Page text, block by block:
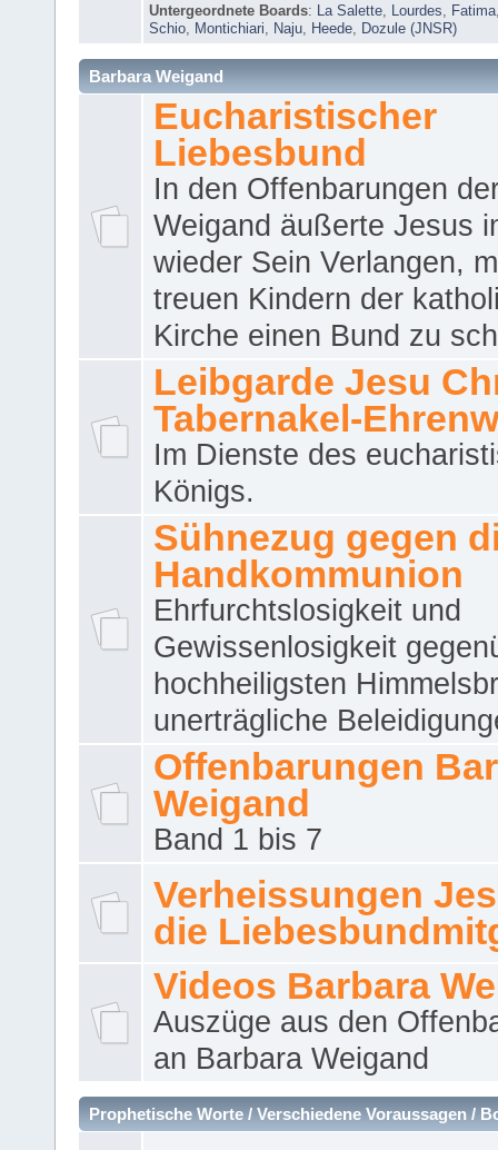
Untergeordnete Boards: La Salette Lourdes Fatima
Schio
Montichiari Naju Heede Dozule (JNSR)
Barbara Weigand
Eucharistischer
Liebesbund
In den Offenbarungen
Weigand äußerte Jesus
wieder Sein Verlangen,
treuen Kindern der
Kirche einen Bund zu
Leibgarde Jesu
Tabernakel-
Im Dienste des
Königs.
Sühnezug gegen
Handkommunion
Ehrfurchtslosigkeit und
Gewissenlosigkeit
hochheiligsten
unerträgliche
Offenbarungen
Weigand
Band 1 bis 7
Verheissungen
die
Videos Barbara
Auszüge aus den
an Barbara Weigand
Prophetische Worte / Verschiedene Voraussagen /